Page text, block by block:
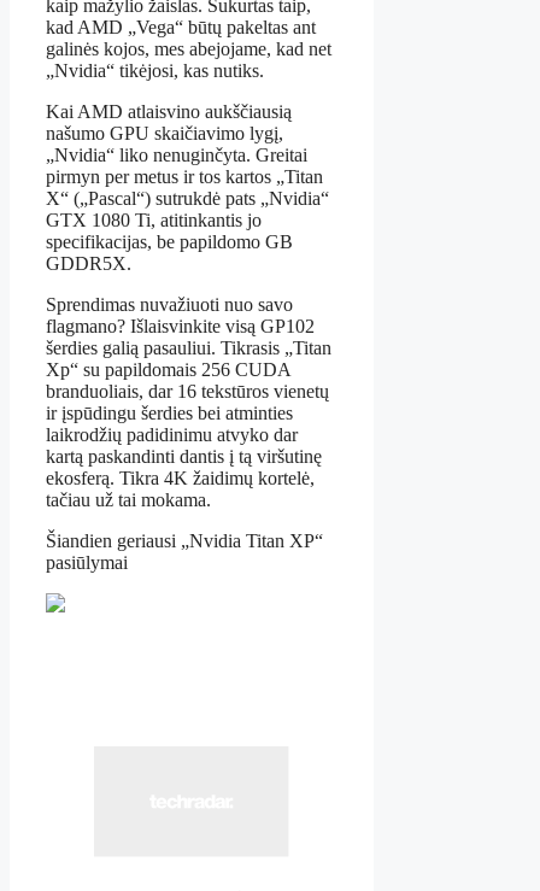
kaip mažylio žaislas. Sukurtas taip,
kad AMD „Vega“ būtų pakeltas ant
galinės kojos, mes abejojame, kad net
„Nvidia“ tikėjosi, kas nutiks.
Kai AMD atlaisvino aukščiausią
našumo GPU skaičiavimo lygį,
„Nvidia“ liko nenuginčyta. Greitai
pirmyn per metus ir tos kartos „Titan
X“ („Pascal“) sutrukdė pats „Nvidia“
GTX 1080 Ti, atitinkantis jo
specifikacijas, be papildomo GB
GDDR5X.
Sprendimas nuvažiuoti nuo savo
flagmano? Išlaisvinkite visą GP102
šerdies galią pasauliui. Tikrasis „Titan
Xp“ su papildomais 256 CUDA
branduoliais, dar 16 tekstūros vienetų
ir įspūdingu šerdies bei atminties
laikrodžių padidinimu atvyko dar
kartą paskandinti dantis į tą viršutinę
ekosferą. Tikra 4K žaidimų kortelė,
tačiau už tai mokama.
Šiandien geriausi „Nvidia Titan XP“
pasiūlymai